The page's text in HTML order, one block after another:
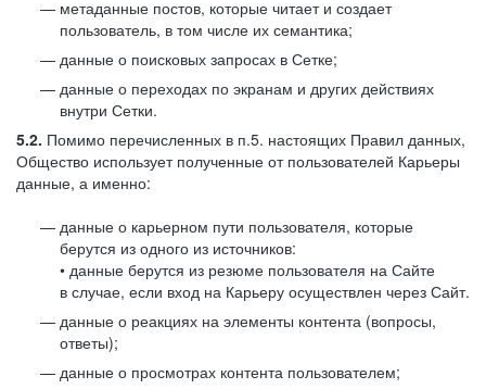
метаданные постов, которые читает и создает
пользователь, в том числе их семантика;
данные о поисковых запросах в Сетке;
данные о переходах по экранам и других действиях
внутри Сетки.
5.2. Помимо перечисленных в п.5. настоящих Правил данных,
Общество использует полученные от пользователей Карьеры
данные, а именно:
данные о карьерном пути пользователя, которые
берутся из одного из источников:
• данные берутся из резюме пользователя на Сайте
в случае, если вход на Карьеру осуществлен через Сайт.
данные о реакциях на элементы контента (вопросы,
ответы);
данные о просмотрах контента пользователем;